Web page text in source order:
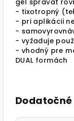
gél správať
- tixotropný
- pri aplikácii
-
- vyžaduje
- vhodný pre
DUAL formách